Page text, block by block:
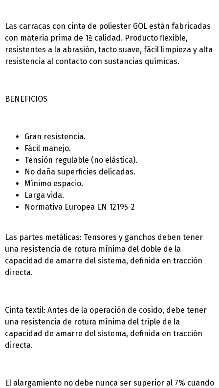
Las carracas con cinta de poliester GOL están fabricadas
con materia prima de 1ª calidad. Producto flexible,
resistentes a la abrasión, tacto suave, fácil limpieza y alta
resistencia al contacto con sustancias químicas.
BENEFICIOS
Gran resistencia.
Fácil manejo.
Tensión regulable (no elástica).
No daña superficies delicadas.
Mí­nimo espacio.
Larga vida.
Normativa Europea EN 12195-2
Las partes metálicas: Tensores y ganchos deben tener
una resistencia de rotura mínima del doble de la
capacidad de amarre del sistema, definida en tracción
directa.
Cinta textil: Antes de la operación de cosido, debe tener
una resistencia de rotura mínima del triple de la
capacidad de amarre del sistema, definida en tracción
directa.
El alargamiento no debe nunca ser superior al 7% cuando